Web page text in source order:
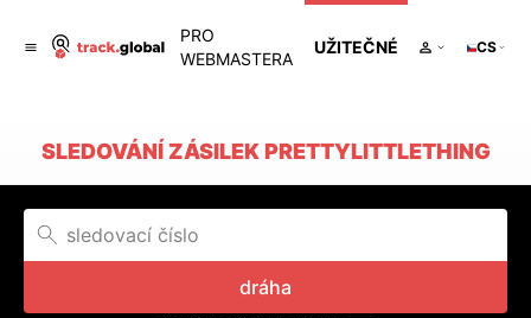
PRO
WEBMASTERA
UŽITEČNÉ CS
SLEDOVÁNÍ ZÁSILEK PRETTYLITTLETHING
dráha